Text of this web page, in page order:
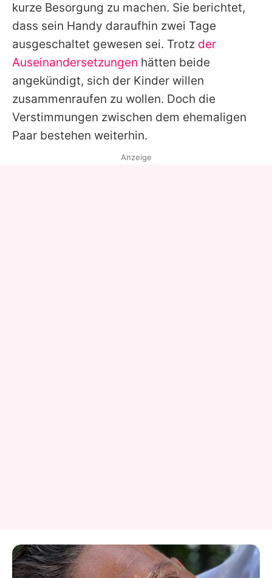
kurze Besorgung zu machen. Sie berichtet,
dass sein Handy daraufhin zwei Tage
ausgeschaltet gewesen sei. Trotz der
Auseinandersetzungen hätten beide
angekündigt, sich der Kinder willen
zusammenraufen zu wollen. Doch die
Verstimmungen zwischen dem ehemaligen
Paar bestehen weiterhin.
Anzeige